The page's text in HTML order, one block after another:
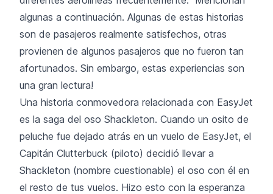
algunas a continuación. Algunas de estas historias
son de pasajeros realmente satisfechos, otras
provienen de algunos pasajeros que no fueron tan
afortunados. Sin embargo, estas experiencias son
una gran lectura!
Una historia conmovedora relacionada con EasyJet
es la saga del oso Shackleton. Cuando un osito de
peluche fue dejado atrás en un vuelo de EasyJet, el
Capitán Clutterbuck (piloto) decidió llevar a
Shackleton (nombre cuestionable) el oso con él en
el resto de tus vuelos. Hizo esto con la esperanza